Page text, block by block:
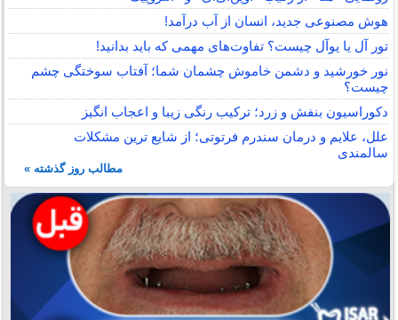
هوش مصنوعی جدید، انسان از آب درآمد!
تور آل یا یوآل چیست؟ تفاوت‌های مهمی که باید بدانید!
نور خورشید و دشمن خاموش چشمان شما؛ آفتاب سوختگی چشم
چیست؟
دکوراسیون بنفش و زرد؛ ترکیب رنگی زیبا و اعجاب انگیز
علل، علایم و درمان سندرم فرتوتی؛ از شایع ترین مشکلات
سالمندی
مطالب روز گذشته »